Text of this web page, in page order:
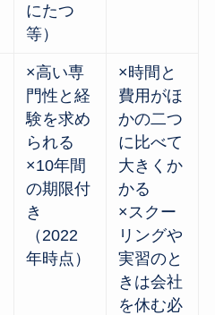
にたつ
等）
×高い専
門性と経
験を求め
られる
×10年間
の期限付
き
（2022
年時点）
×時間と
費用がほ
かの二つ
に比べて
大きくか
かる
×スクー
リングや
実習のと
きは会社
を休む必